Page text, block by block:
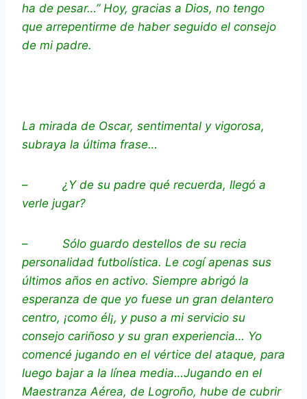
ha de pesar…” Hoy, gracias a Dios, no tengo
que arrepentirme de haber seguido el consejo
de mi padre.
La mirada de Oscar, sentimental y vigorosa,
subraya la última frase…
– ¿Y de su padre qué recuerda, llegó a
verle jugar?
– Sólo guardo destellos de su recia
personalidad futbolística. Le cogí apenas sus
últimos años en activo. Siempre abrigó la
esperanza de que yo fuese un gran delantero
centro, ¡como él¡, y puso a mi servicio su
consejo cariñoso y su gran experiencia… Yo
comencé jugando en el vértice del ataque, para
luego bajar a la línea media…Jugando en el
Maestranza Aérea, de Logroño, hube de cubrir